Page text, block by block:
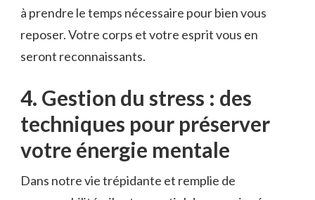
à​ prendre le temps nécessaire pour bien vous
reposer. Votre corps et votre esprit⁣ vous en
seront reconnaissants.
4. Gestion ​du ⁣stress ‍: des
techniques pour préserver
votre énergie mentale
Dans notre vie trépidante et remplie de